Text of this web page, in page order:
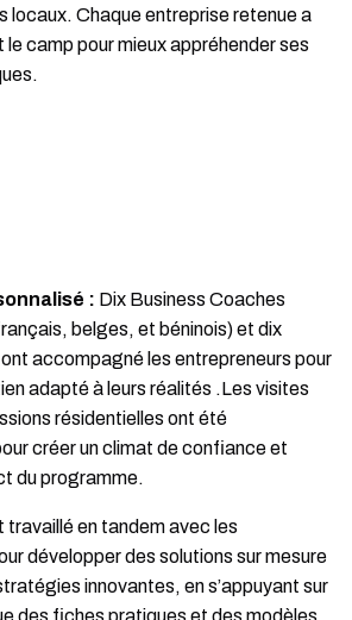
locaux. Chaque entreprise retenue a
camp pour mieux appréhender ses
: Dix Business Coaches
belges, et béninois) et dix
accompagné les entrepreneurs pour
adapté à leurs réalités .Les visites
résidentielles ont été
créer un climat de confiance et
du programme.
travaillé en tandem avec les
développer des solutions sur mesure
innovantes, en s’appuyant sur
des fiches pratiques et des modèles